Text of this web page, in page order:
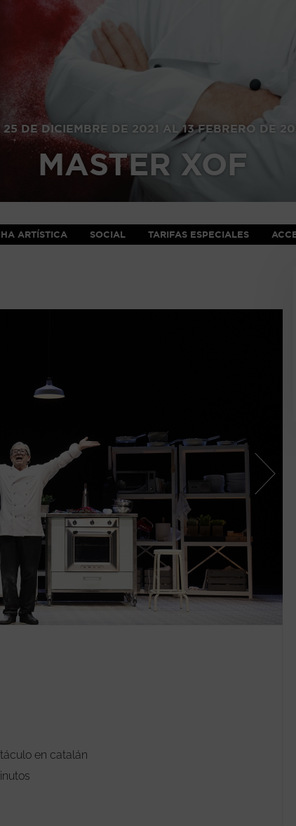
25 DE DICIEMBRE DE 2021 AL 13 FEBRERO DE
MASTER XOF
ARTÍSTICA SOCIAL TARIFAS ESPECIALES
en catalán